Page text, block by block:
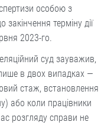
особою з
закінчення терміну дії
2023-го.
суд зауважив,
в двох випадках —
стаж, встановлення
або коли працівники
розгляду справи не